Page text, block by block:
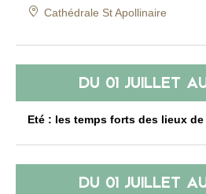
Cathédrale St Apollinaire
DU 01 JUILLET
Eté : les temps forts des lieux
DU 01 JUILLET